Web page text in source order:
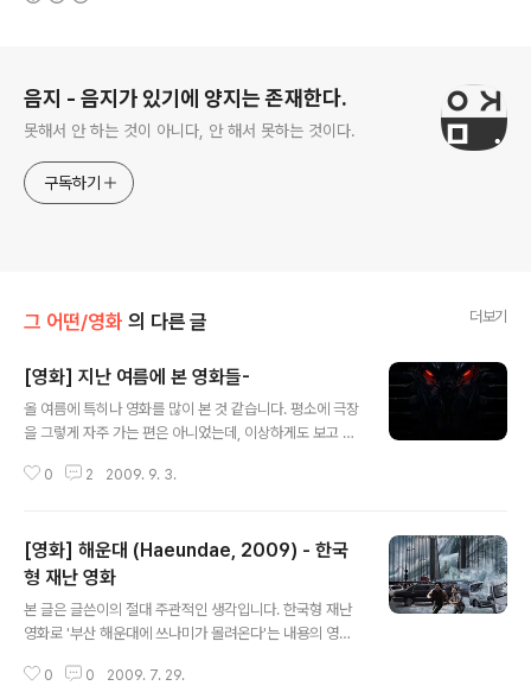
음지 - 음지가 있기에 양지는 존재한다.
못해서 안 하는 것이 아니다, 안 해서 못하는 것이다.
구독하기
그 어떤/영화 의 다른 글 더보기
[영화] 지난 여름에 본 영화들-
올 여름에 특히나 영화를 많이 본 것 같습니다. 평소에 극장
을 그렇게 자주 가는 편은 아니었는데, 이상하게도 보고 싶
지기 시작해서 너무 늦기전에 기억할겸 간단하게 적어놔야
운대 (Haeundae, 2009) 업 (Up, 2009) 아이스 에이지
3: 공룡시대 (Ice Age: Dawn Of The Dinosaurs, 20
08) 썸머 워즈 (Summer Wars, 2009) 6개. 개봉했던
영화 수에 비하면 몇편 되지 않지만, 예전을 생각한다면 상
당히 많이 봤네요. 보고나서 감상을 적은 것들도 있고, 어영
부영 ..
0 2 2009. 9. 3.
[영화] 해운대 (Haeundae, 2009) - 한국
형 재난 영화
본 글은 글쓴이의 절대 주관적인 생각입니다. 한국형 재난
영화로 '부산 해운대에 쓰나미가 몰려온다'는 내용의 영화,
을 보러 갔다가 예고편을 봤는데요. 새로운 시도이고, 그 안
0 0 2009. 7. 29.